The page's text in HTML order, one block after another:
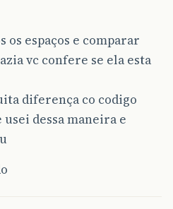
os espaços e comparar
vc confere se ela esta
diferença co codigo
dessa maneira e